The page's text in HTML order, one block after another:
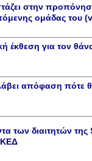
στην
ομάδας του
έκθεση για τον
απόφαση πότε
των διαιτητών της
ΚΕΔ